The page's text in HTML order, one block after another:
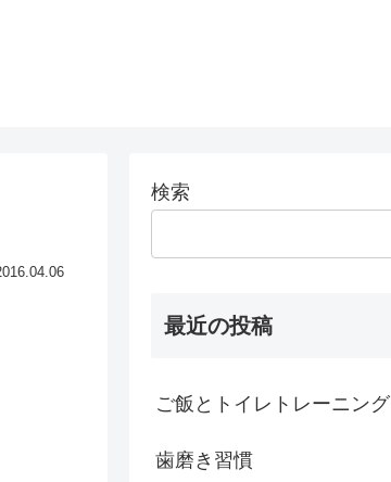
検索
最近の投稿
ご飯とトイレトレーニング
歯磨き習慣